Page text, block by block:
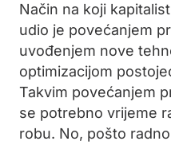
Način na koji
udio je povećanjem
uvođenjem nove
optimizacijom
Takvim povećanjem
se potrebno vrijeme
robu. No, pošto